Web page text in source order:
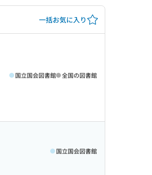
一括お気に入り
国立国会図書館 全国の図書館
国立国会図書館